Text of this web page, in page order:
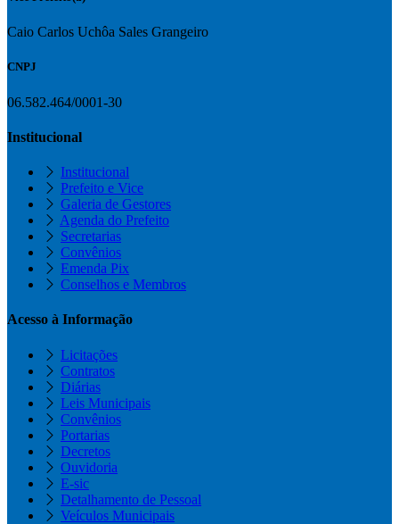
Caio Carlos Uchôa Sales Grangeiro
CNPJ
06.582.464/0001-30
Institucional
Institucional
Prefeito e Vice
Galeria de Gestores
Agenda do Prefeito
Secretarias
Convênios
Emenda Pix
Conselhos e Membros
Acesso à Informação
Licitações
Contratos
Diárias
Leis Municipais
Convênios
Portarias
Decretos
Ouvidoria
E-sic
Detalhamento de Pessoal
Veículos Municipais